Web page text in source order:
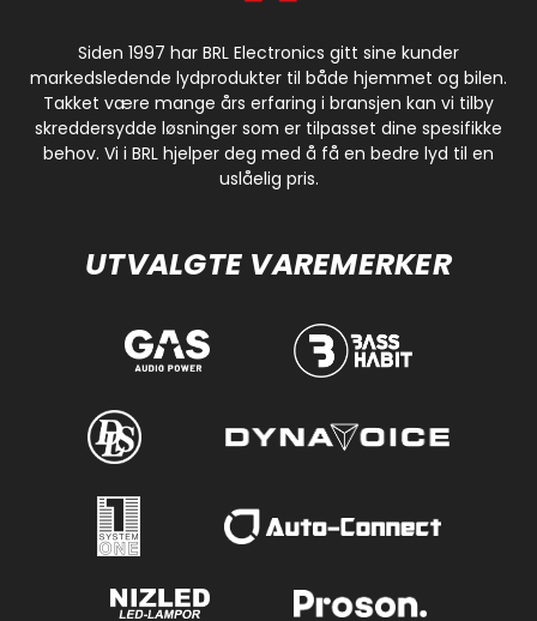
Siden 1997 har BRL Electronics gitt sine kunder
markedsledende lydprodukter til både hjemmet og bilen.
Takket være mange års erfaring i bransjen kan vi tilby
skreddersydde løsninger som er tilpasset dine spesifikke
behov. Vi i BRL hjelper deg med å få en bedre lyd til en
uslåelig pris.
UTVALGTE VAREMERKER